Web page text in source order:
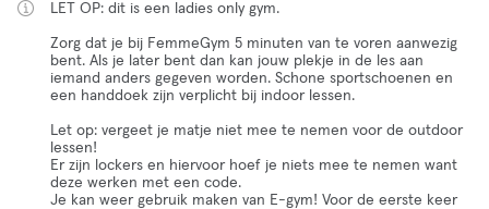
LET OP: dit is een ladies only gym.
Zorg dat je bij FemmeGym 5 minuten van te voren aanwezig
bent. Als je later bent dan kan jouw plekje in de les aan
iemand anders gegeven worden. Schone sportschoenen en
een handdoek zijn verplicht bij indoor lessen.
Let op: vergeet je matje niet mee te nemen voor de outdoor
lessen!
Er zijn lockers en hiervoor hoef je niets mee te nemen want
deze werken met een code.
Je kan weer gebruik maken van E-gym! Voor de eerste keer